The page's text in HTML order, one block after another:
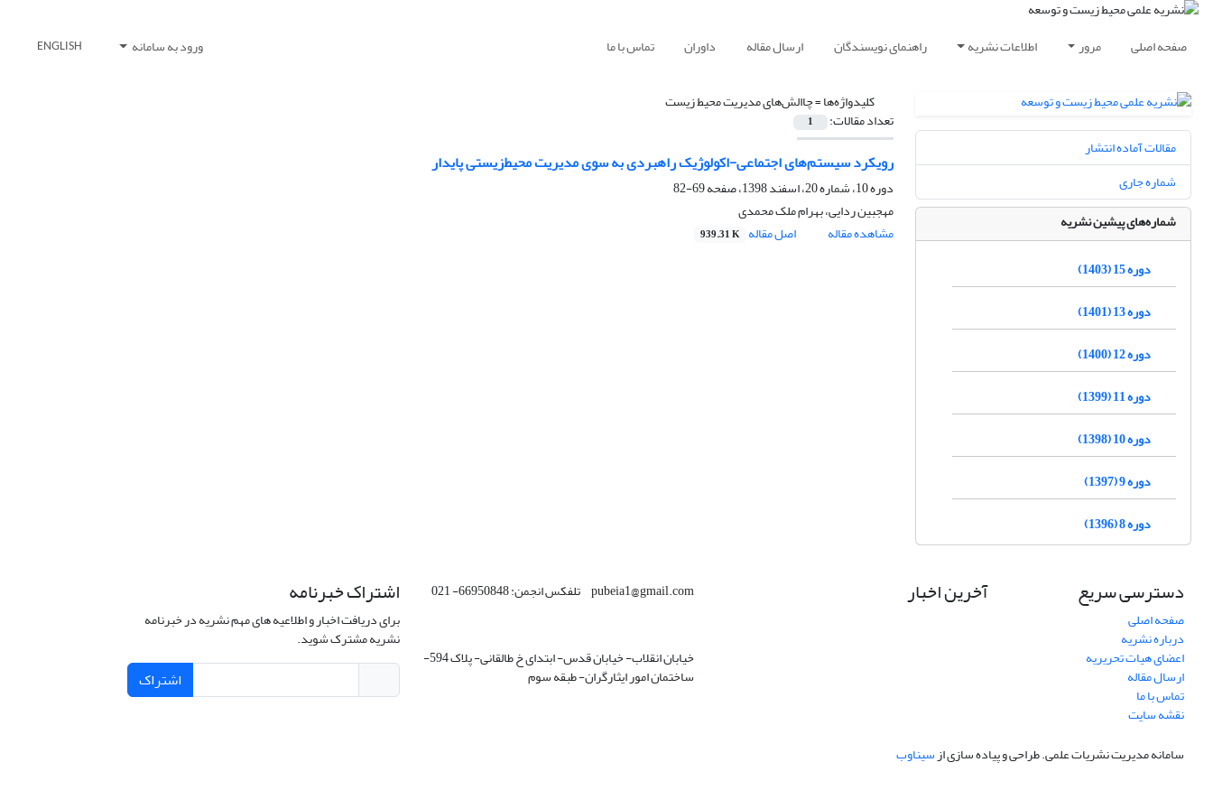
صفحه اصلی مرور اطلاعات نشریه راهنمای نویسندگان ارسال مقاله داوران تماس با ما ورود به سامانه ENGLISH
کلیدواژه‌ها =چاالش‌های مدیریت محیط‌ زیست
تعداد مقالات: 1
رویکرد سیستم‌های اجتماعی-اکولوژیک راهبردی به سوی مدیریت محیط‌‌زیستی پایدار
دوره 10، شماره 20، اسفند 1398، صفحه
69-82
مهجبین ردایی، بهرام ملک محمدی
مشاهده مقاله
اصل مقاله 939.31 K
مقالات آماده انتشار
شماره جاری
شماره‌های پیشین نشریه
دوره 15 (1403)
دوره 13 (1401)
دوره 12 (1400)
دوره 11 (1399)
دوره 10 (1398)
دوره 9 (1397)
دوره 8 (1396)
دسترسی سریع
صفحه اصلی
درباره نشریه
اعضای هیات تحریریه
ارسال مقاله
تماس با ما
نقشه سایت
آخرین اخبار pubeia1@gmail.com تلفکس انجمن: 66950848- 021
خیابان انقلاب- خیابان قدس- ابتدای خ طالقانی- پلاک 594-
ساختمان امور ایثارگران- طبقه سوم
اشتراک خبرنامه
برای دریافت اخبار و اطلاعیه های مهم نشریه در خبرنامه
نشریه مشترک شوید.
اشتراک
سامانه مدیریت نشریات علمی.طراحی و پیاده سازی ازسیناوب